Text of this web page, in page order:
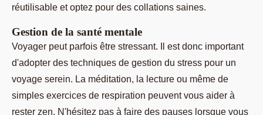
réutilisable et optez pour des collations saines.
Gestion de la santé mentale
Voyager peut parfois être stressant. Il est donc important
d'adopter des techniques de gestion du stress pour un
voyage serein. La méditation, la lecture ou même de
simples exercices de respiration peuvent vous aider à
rester zen. N'hésitez pas à faire des pauses lorsque vous